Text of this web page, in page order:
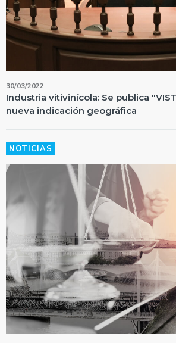
30/03/2022
Industria vitivinícola: Se publica
nueva indicación geográfica
NOTICIAS